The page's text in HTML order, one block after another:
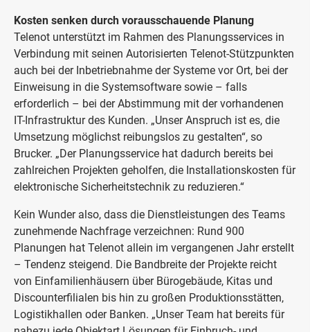
Kosten senken durch vorausschauende Planung
Telenot unterstützt im Rahmen des Planungsservices in
Verbindung mit seinen Autorisierten Telenot-Stützpunkten
auch bei der Inbetriebnahme der Systeme vor Ort, bei der
Einweisung in die Systemsoftware sowie – falls
erforderlich – bei der Abstimmung mit der vorhandenen
IT-Infrastruktur des Kunden. „Unser Anspruch ist es, die
Umsetzung möglichst reibungslos zu gestalten“, so
Brucker. „Der Planungsservice hat dadurch bereits bei
zahlreichen Projekten geholfen, die Installationskosten für
elektronische Sicherheitstechnik zu reduzieren.“
Kein Wunder also, dass die Dienstleistungen des Teams
zunehmende Nachfrage verzeichnen: Rund 900
Planungen hat Telenot allein im vergangenen Jahr erstellt
– Tendenz steigend. Die Bandbreite der Projekte reicht
von Einfamilienhäusern über Bürogebäude, Kitas und
Discounterfilialen bis hin zu großen Produktionsstätten,
Logistikhallen oder Banken. „Unser Team hat bereits für